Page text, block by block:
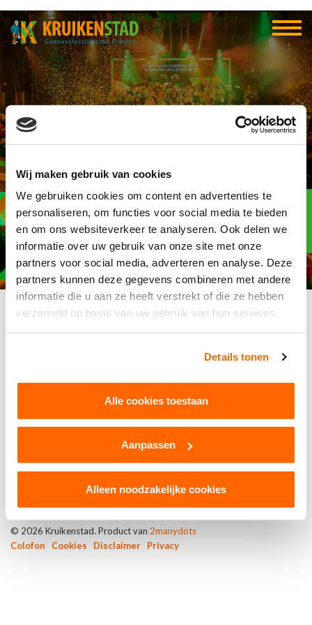
Wij maken gebruik van cookies
We gebruiken cookies om content en advertenties te
personaliseren, om functies voor social media te bieden
en om ons websiteverkeer te analyseren. Ook delen we
informatie over uw gebruik van onze site met onze
partners voor social media, adverteren en analyse. Deze
partners kunnen deze gegevens combineren met andere
informatie die u aan ze heeft verstrekt of die ze hebben
verzameld op basis van uw gebruik van hun services.
Details tonen
Alle cookies toestaan
Aanpassen
Alleen noodzakelijke cookies
CV De Grôote Speulers
Sinds 2022
Elf-elf
over
97
© 2026 Kruikenstad. Product van 2manydots
Colofon
Cookies Disclaimer Privacy